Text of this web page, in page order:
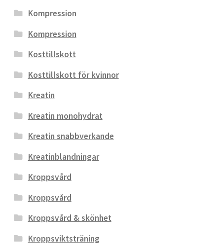
Kompression
Kompression
Kosttillskott
Kosttillskott för kvinnor
Kreatin
Kreatin monohydrat
Kreatin snabbverkande
Kreatinblandningar
Kroppsvård
Kroppsvård
Kroppsvård & skönhet
Kroppsviktsträning